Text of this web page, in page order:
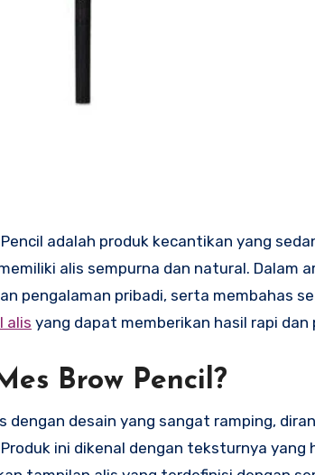
adalah produk kecantikan yang
alis sempurna dan natural. Dalam
pengalaman pribadi, serta membahas
alis yang dapat memberikan hasil rapi
Brow Pencil?
dengan desain yang sangat ramping,
ini dikenal dengan teksturnya yang